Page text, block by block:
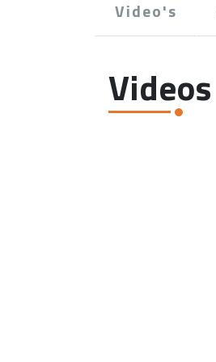
Video's
Videos